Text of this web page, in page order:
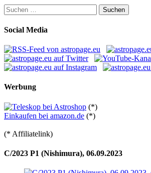
Suchen
nach:
Social Media
Werbung
(*)
Einkaufen bei amazon.de (*)
(* Affiliatelink)
C/2023 P1 (Nishimura), 06.09.2023